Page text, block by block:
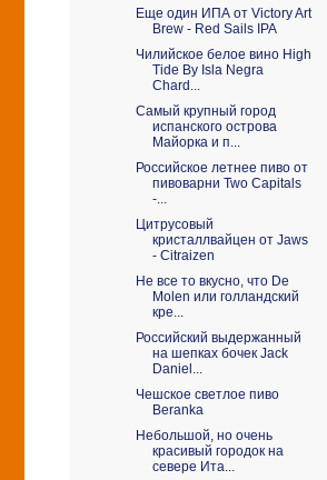
Еще один ИПА от Viсtory Art
Brew - Red Sails IPA
Чилийское белое вино High
Tide By Isla Negra
Chard...
Самый крупный город
испанского острова
Майорка и п...
Российское летнее пиво от
пивоварни Two Capitals
-...
Цитрусовый
кристаллвайцен от Jaws
- Citraizen
Не все то вкусно, что De
Molen или голландский
кре...
Российский выдержанный
на шепках бочек Jack
Daniel...
Чешское светлое пиво
Beranka
Небольшой, но очень
красивый городок на
севере Ита...